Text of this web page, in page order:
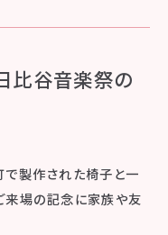
比谷音楽祭の
で製作された椅子と一
来場の記念に家族や友